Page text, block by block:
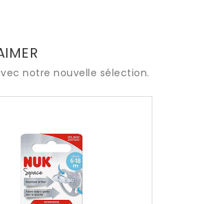
notre nouvelle sélection.